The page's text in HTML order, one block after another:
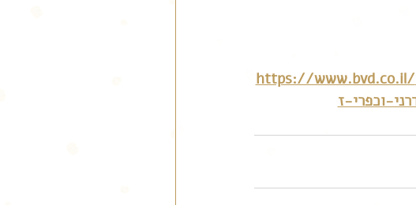
https://www.bvd.co.il/עיצוב-בתים-בתים-מעוצבים-מבחר-כתבות-טי/עיצוב-דירות-עיצוב-ד